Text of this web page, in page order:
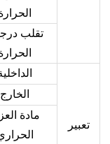
تقلب
تعبير
الخارج
مادة